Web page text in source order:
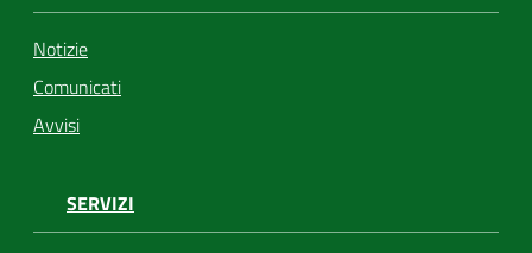
Notizie
Comunicati
Avvisi
SERVIZI